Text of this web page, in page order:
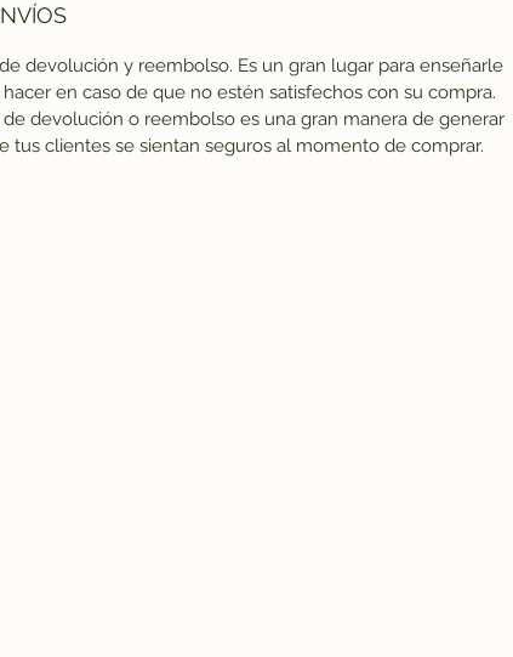
devolución y reembolso. Es un gran lugar para enseñarle
en caso de que no estén satisfechos con su compra.
devolución o reembolso es una gran manera de generar
tus clientes se sientan seguros al momento de comprar.